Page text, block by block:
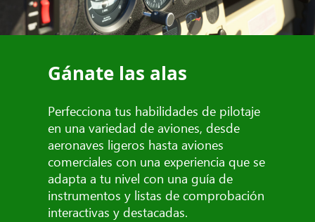
Gánate las alas
Perfecciona tus habilidades de pilotaje
en una variedad de aviones, desde
aeronaves ligeros hasta aviones
comerciales con una experiencia que se
adapta a tu nivel con una guía de
instrumentos y listas de comprobación
interactivas y destacadas.